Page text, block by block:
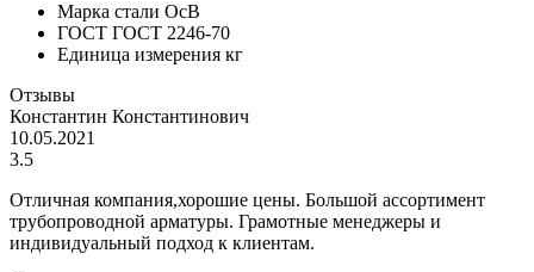
Марка стали ОсВ
ГОСТ ГОСТ 2246-70
Единица измерения кг
Отзывы
Константин Константинович
10.05.2021
3.5
Отличная компания,хорошие цены. Большой ассортимент
трубопроводной арматуры. Грамотные менеджеры и
индивидуальный подход к клиентам.